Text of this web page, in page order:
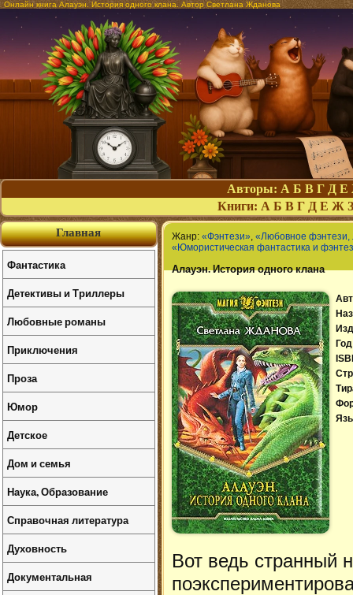
Онлайн книга Алауэн. История одного клана. Автор Светлана Жданова
Авторы: А Б В Г Д Е
Книги: А Б В Г Д Е Ж З
Жанр: «Фэнтези», «Любовное фэнтези,
«Юмористическая фантастика и
Алауэн. История одного клана
Вот ведь странный
Главная
Фантастика
Детективы и Триллеры
Любовные романы
Приключения
Проза
Юмор
Детское
Дом и семья
Наука, Образование
Справочная литература
Духовность
Документальная